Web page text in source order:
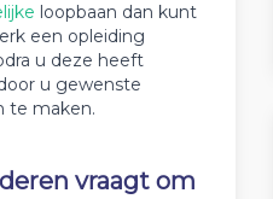
loopbaan dan kunt
een opleiding
u deze heeft
u gewenste
te maken.
vraagt om